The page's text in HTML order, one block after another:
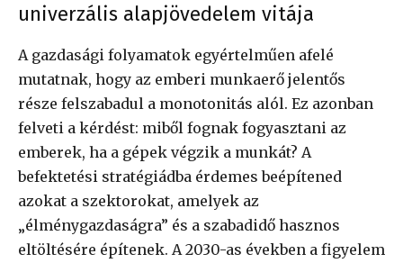
univerzális alapjövedelem vitája
A gazdasági folyamatok egyértelműen afelé
mutatnak, hogy az emberi munkaerő jelentős
része felszabadul a monotonitás alól. Ez azonban
felveti a kérdést: miből fognak fogyasztani az
emberek, ha a gépek végzik a munkát? A
befektetési stratégiádba érdemes beépítened
azokat a szektorokat, amelyek az
„élménygazdaságra” és a szabadidő hasznos
eltöltésére építenek. A 2030-as években a figyelem